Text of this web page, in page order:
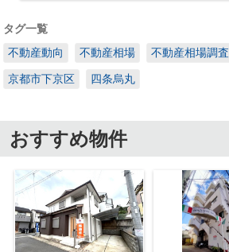
タグ一覧
不動産動向
不動産相場 不動産相場調査
京都市下京区 四条烏丸
おすすめ物件